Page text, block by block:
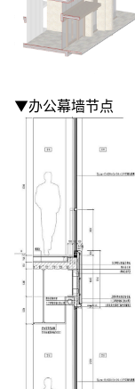
▼办公幕墙节点